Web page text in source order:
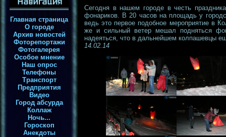
Главная страница
О городе
Архив новостей
Фоторепортажи
Фотогалерея
Особое мнение
Наш опрос
Телефоны
Транспорт
Предприятия
Видео
Город абсурда
Коллаж
Ночь...
Гороскоп
Анекдоты
Сегодня в нашем городе в честь
фонариков. В 20 часов на площадь у
ведь это первое подобное мероприятие в
же и сильный ветер мешал подняться
надеяться, что в дальнейшем колпашевцы
14.02.14